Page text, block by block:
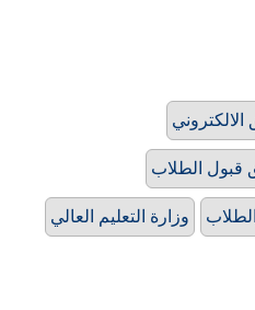
الالكتروني
قبول الطلاب
وزارة التعليم العالي